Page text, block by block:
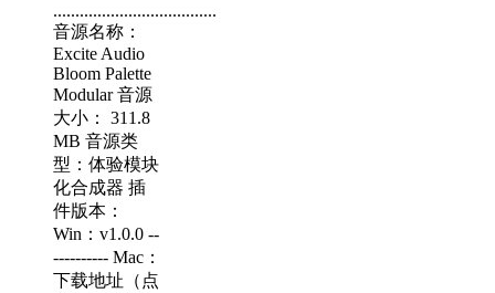
.....................................
音源名称：
Excite Audio
Bloom Palette
Modular 音源
大小： 311.8
MB 音源类
型：体验模块
化合成器 插
件版本：
Win：v1.0.0 --
---------- Mac：
下载地址（点